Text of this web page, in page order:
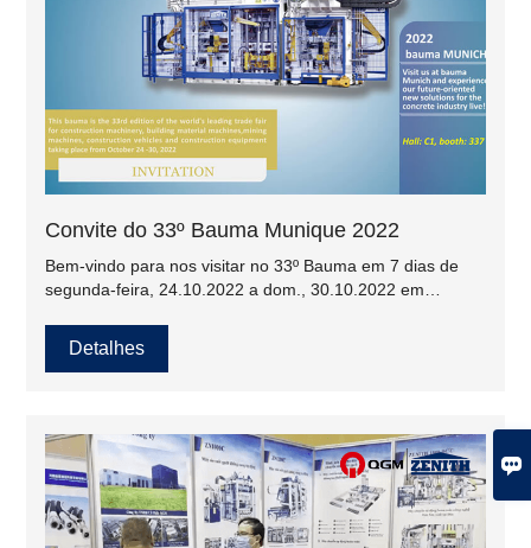

Convite do 33º Bauma Munique 2022
Bem-vindo para nos visitar no 33º Bauma em 7 dias de
segunda-feira, 24.10.2022 a dom., 30.10.2022 em
Detalhes